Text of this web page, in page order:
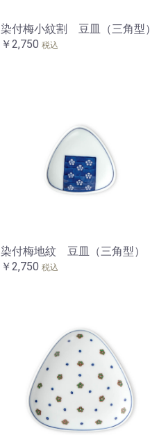
染付梅小紋割 豆皿（三角型）
￥2,750 税込
染付梅地紋 豆皿（三角型）
￥2,750 税込